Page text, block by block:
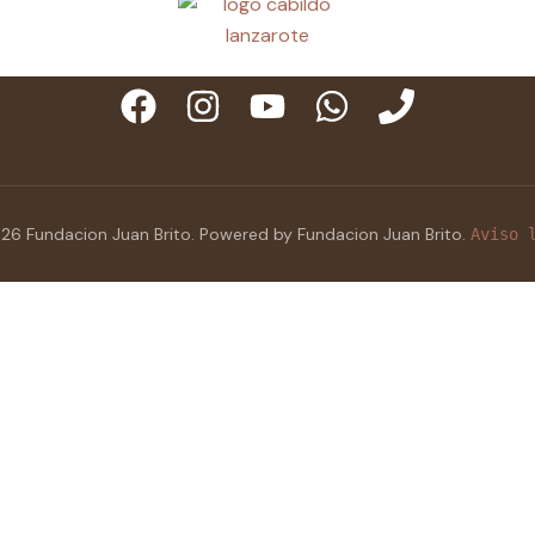
Fundacion Juan Brito. Powered by Fundacion Juan Brito. Aviso